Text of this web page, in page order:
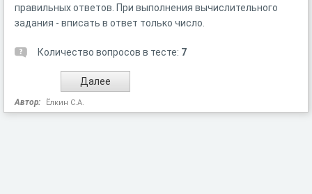
правильных ответов. При выполнения вычислительного
задания - вписать в ответ только число.
Количество вопросов в тесте: 7
Автор: Ёлкин С.А.